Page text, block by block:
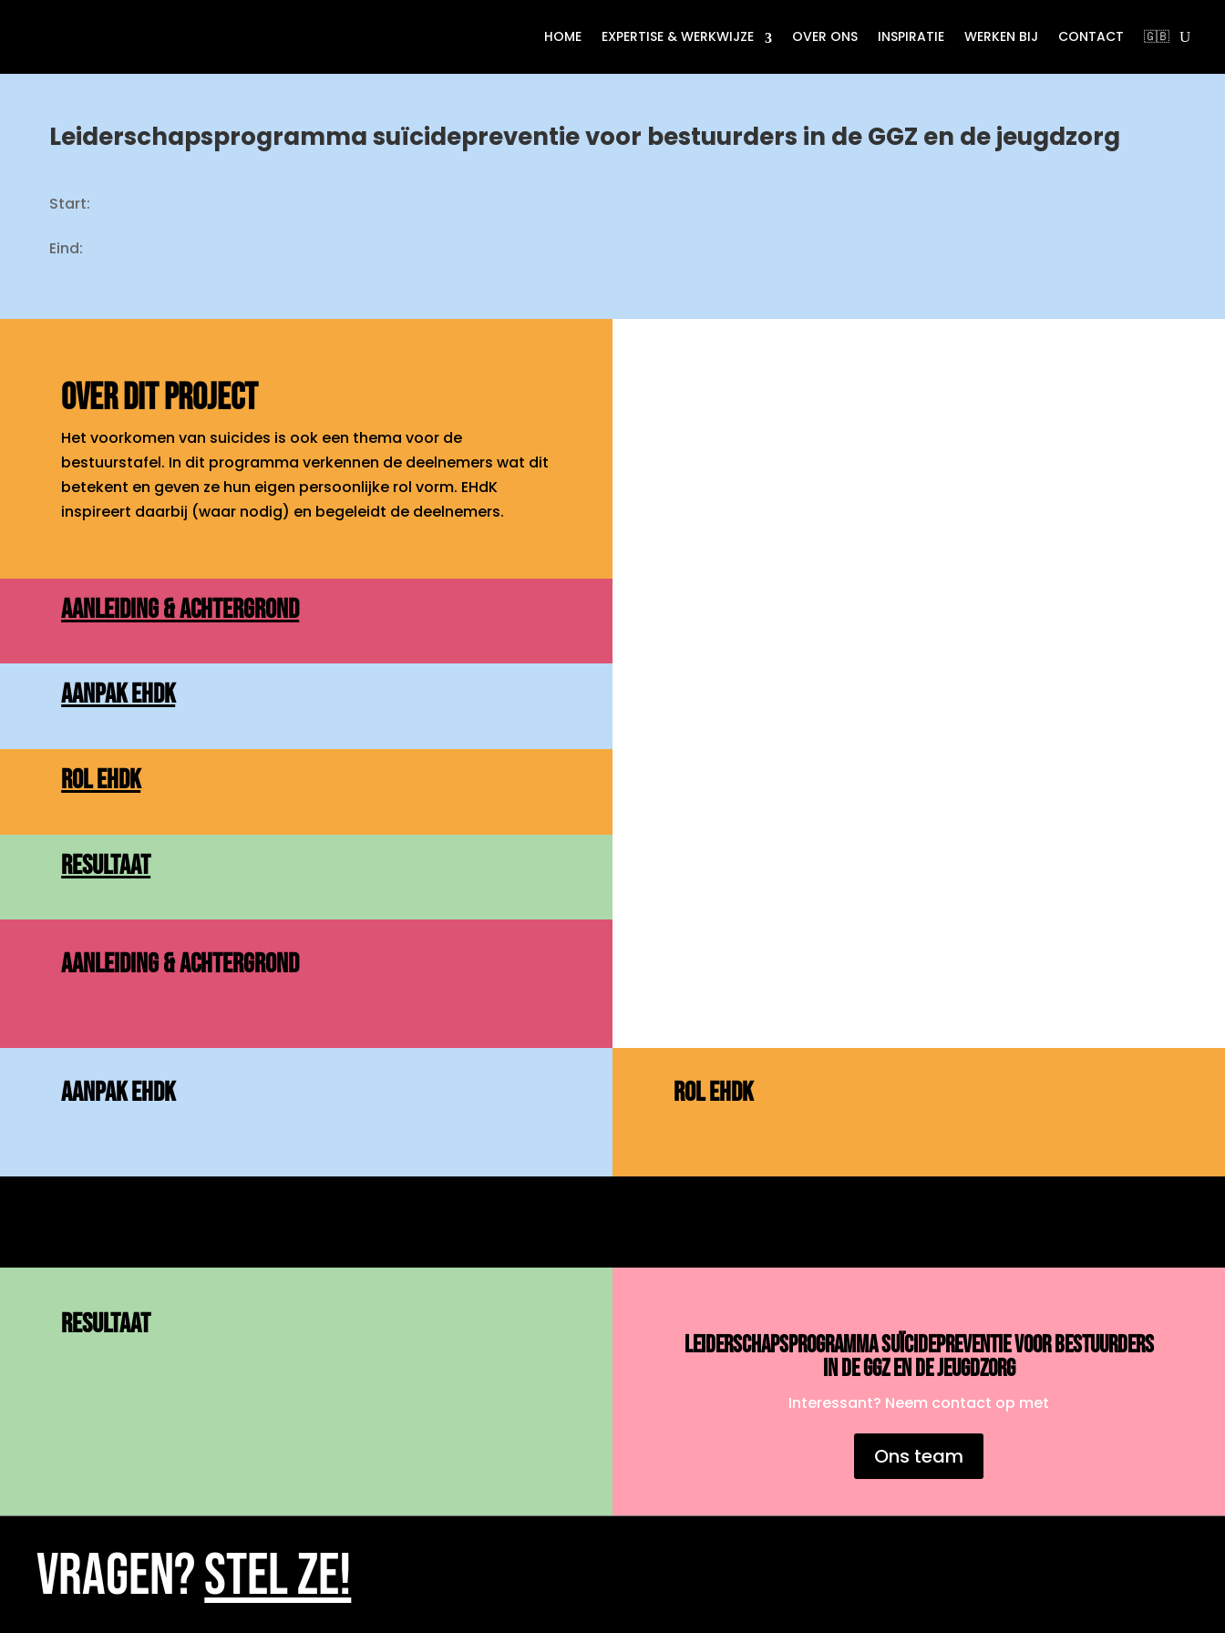
HOME EXPERTISE & WERKWIJZE OVER ONS INSPIRATIE WERKEN BIJ CONTACT 🇬🇧
Leiderschapsprogramma suïcidepreventie voor bestuurders in de GGZ en de jeugdzorg
Start:
Eind:
OVER DIT PROJECT
Het voorkomen van suicides is ook een thema voor de
bestuurstafel. In dit programma verkennen de deelnemers wat dit
betekent en geven ze hun eigen persoonlijke rol vorm. EHdK
inspireert daarbij (waar nodig) en begeleidt de deelnemers.
Aanleiding & Achtergrond
Aanpak EHdK
Rol EHdK
Resultaat
AANLEIDING & ACHTERGROND
AANPAK EHDK ROL EHDK
RESULTAAT
LEIDERSCHAPSPROGRAMMA SUÏCIDEPREVENTIE VOOR BESTUURDERS
IN DE GGZ EN DE JEUGDZORG
Interessant? Neem contact op met
Ons team
VRAGEN?STEL ZE!